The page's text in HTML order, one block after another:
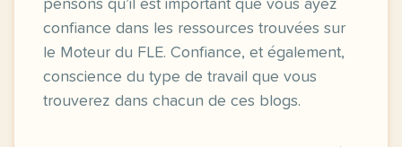
pensons qu’il est important que vous ayez
confiance dans les ressources trouvées sur
le Moteur du FLE. Confiance, et également,
conscience du type de travail que vous
trouverez dans chacun de ces blogs.